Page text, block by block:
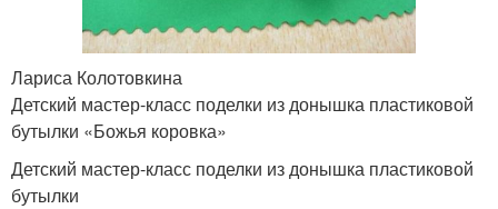
Лариса Колотовкина
Детский мастер-класс поделки из донышка пластиковой
бутылки «Божья коровка»
Детский мастер-класс поделки из донышка пластиковой
бутылки